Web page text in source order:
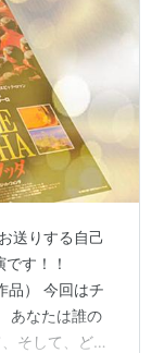
送りする自己
す！！
品） 今回はチ
あなたは誰の
そして、どこ